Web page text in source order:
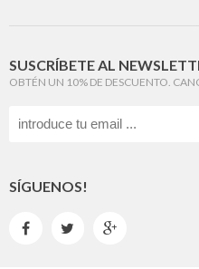
SUSCRÍBETE AL
OBTÉN UN 10% DE DESCUENTO.
SÍGUENOS!
  